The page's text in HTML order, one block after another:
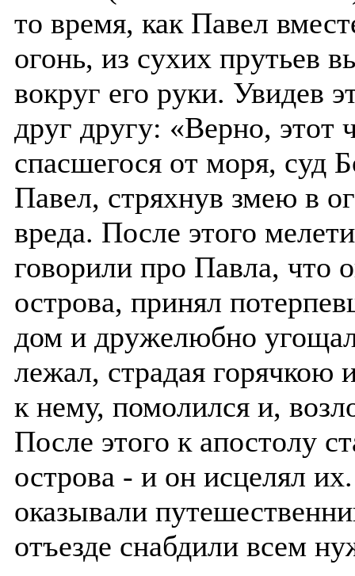
то время, как Павел
огонь, из сухих прутьев
вокруг его руки. Увидев
друг другу: «Верно, этот
спасшегося от моря, суд
Павел, стряхнув змею в
вреда. После этого
говорили про Павла, что
острова, принял
дом и дружелюбно
лежал, страдая
к нему, помолился и,
После этого к апостолу
острова - и он исцелял
оказывали
отъезде снабдили всем